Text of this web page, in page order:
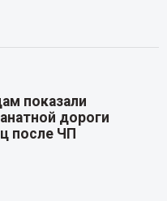
показали
дороги
после ЧП